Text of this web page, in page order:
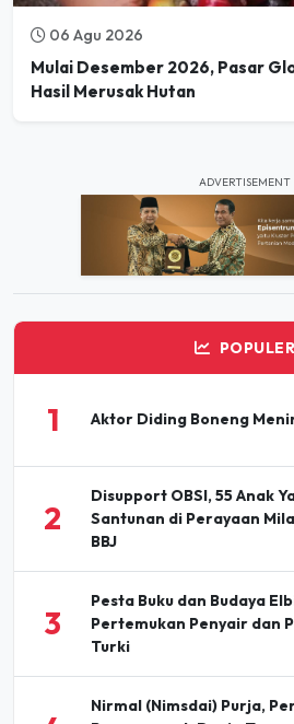
06 Agu 2026
Mulai Desember 2026, Pasar
Hasil Merusak Hutan
ADVERTISEMENT
POPULER
1 Aktor Diding Boneng
2
Disupport OBSI, 55 Anak
Santunan di Perayaan
BBJ
3
Pesta Buku dan Budaya
Pertemukan Penyair dan
Turki
Nirmal (Nimsdai) Purja,